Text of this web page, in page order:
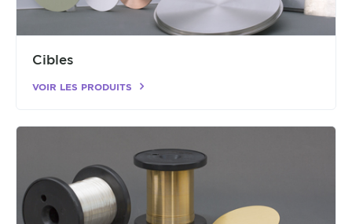
Cibles
VOIR LES PRODUITS